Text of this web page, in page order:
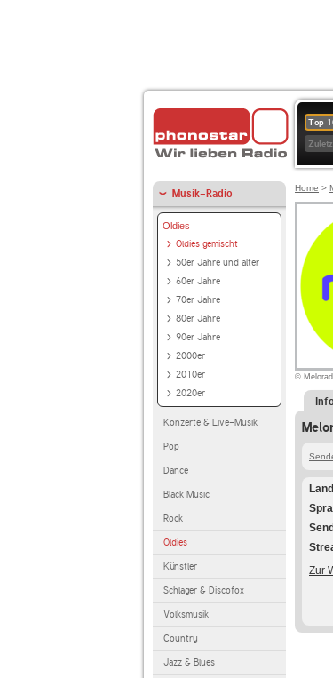
Top
Musik-Radio
Oldies
Oldies gemischt
50er Jahre und älter
60er Jahre
70er Jahre
80er Jahre
90er Jahre
2000er
2010er
2020er
Konzerte & Live-Musik
Pop
Dance
Black Music
Rock
Oldies
Künstler
Schlager & Discofox
Volksmusik
Country
Jazz & Blues
Home >
©
Info
Land
Zur